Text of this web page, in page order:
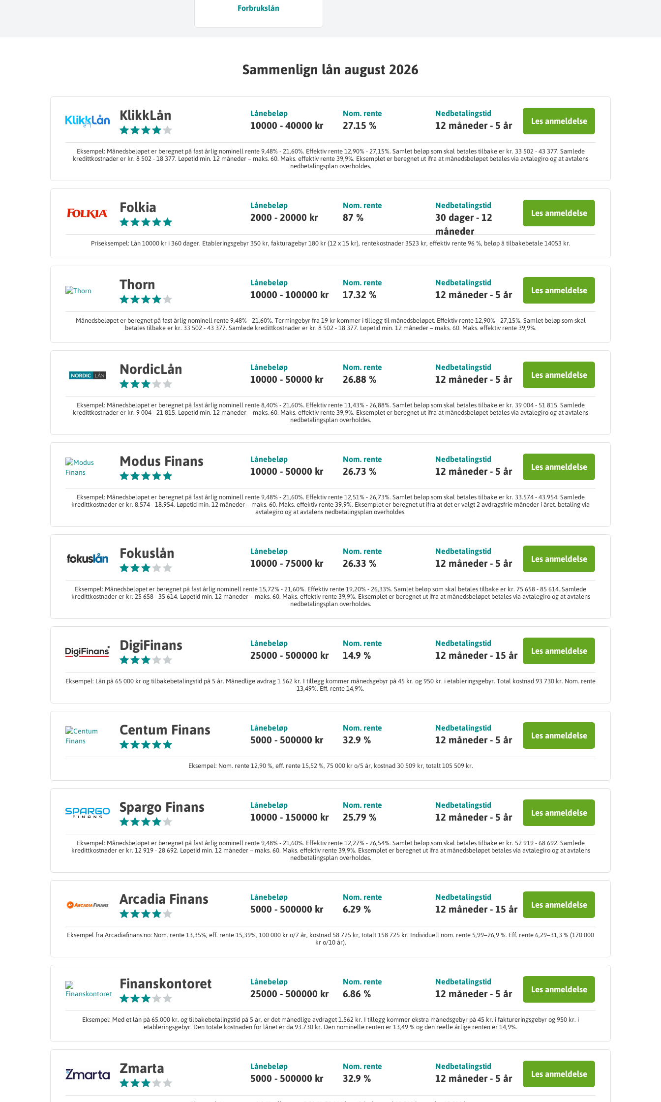
Forbrukslån
Sammenlign lån august 2026
KlikkLån Lånebeløp
10000 - 40000 kr
Nom. rente
27.15 %
Nedbetalingstid
12 måneder - 5 år Les anmeldelse
Eksempel: Månedsbeløpet er beregnet på fast årlig nominell rente 9,48% - 21,60%. Effektiv rente 12,90% - 27,15%. Samlet beløp som skal betales tilbake er kr. 33 502 - 43 377. Samlede
kredittkostnader er kr. 8 502 - 18 377. Løpetid min. 12 måneder – maks. 60. Maks. effektiv rente 39,9%. Eksemplet er beregnet ut ifra at månedsbeløpet betales via avtalegiro og at avtalens
nedbetalingsplan overholdes.
Folkia Lånebeløp
2000 - 20000 kr
Nom. rente
87 %
Nedbetalingstid
30 dager - 12
måneder
Les anmeldelse
Priseksempel: Lån 10000 kr i 360 dager. Etableringsgebyr 350 kr, fakturagebyr 180 kr (12 x 15 kr), rentekostnader 3523 kr, effektiv rente 96 %, beløp å tilbakebetale 14053 kr.
Thorn Lånebeløp
10000 - 100000 kr
Nom. rente
17.32 %
Nedbetalingstid
12 måneder - 5 år Les anmeldelse
Månedsbeløpet er beregnet på fast årlig nominell rente 9,48% - 21,60%. Termingebyr fra 19 kr kommer i tillegg til månedsbeløpet. Effektiv rente 12,90% - 27,15%. Samlet beløp som skal
betales tilbake er kr. 33 502 - 43 377. Samlede kredittkostnader er kr. 8 502 - 18 377. Løpetid min. 12 måneder – maks. 60. Maks. effektiv rente 39,9%.
NordicLån Lånebeløp
10000 - 50000 kr
Nom. rente
26.88 %
Nedbetalingstid
12 måneder - 5 år Les anmeldelse
Eksempel: Månedsbeløpet er beregnet på fast årlig nominell rente 8,40% - 21,60%. Effektiv rente 11,43% - 26,88%. Samlet beløp som skal betales tilbake er kr. 39 004 - 51 815. Samlede
kredittkostnader er kr. 9 004 - 21 815. Løpetid min. 12 måneder – maks. 60. Maks. effektiv rente 39,9%. Eksemplet er beregnet ut ifra at månedsbeløpet betales via avtalegiro og at avtalens
nedbetalingsplan overholdes.
Modus Finans Lånebeløp
10000 - 50000 kr
Nom. rente
26.73 %
Nedbetalingstid
12 måneder - 5 år Les anmeldelse
Eksempel: Månedsbeløpet er beregnet på fast årlig nominell rente 9,48% - 21,60%. Effektiv rente 12,51% - 26,73%. Samlet beløp som skal betales tilbake er kr. 33.574 - 43.954. Samlede
kredittkostnader er kr. 8.574 - 18.954. Løpetid min. 12 måneder – maks. 60. Maks. effektiv rente 39,9%. Eksemplet er beregnet ut ifra at det er valgt 2 avdragsfrie måneder i året, betaling via
avtalegiro og at avtalens nedbetalingsplan overholdes.
Fokuslån Lånebeløp
10000 - 75000 kr
Nom. rente
26.33 %
Nedbetalingstid
12 måneder - 5 år Les anmeldelse
Eksempel: Månedsbeløpet er beregnet på fast årlig nominell rente 15,72% - 21,60%. Effektiv rente 19,20% - 26,33%. Samlet beløp som skal betales tilbake er kr. 75 658 - 85 614. Samlede
kredittkostnader er kr. 25 658 - 35 614. Løpetid min. 12 måneder – maks. 60. Maks. effektiv rente 39,9%. Eksemplet er beregnet ut ifra at månedsbeløpet betales via avtalegiro og at avtalens
nedbetalingsplan overholdes.
DigiFinans Lånebeløp
25000 - 500000 kr
Nom. rente
14.9 %
Nedbetalingstid
12 måneder - 15 år Les anmeldelse
Eksempel: Lån på 65 000 kr og tilbakebetalingstid på 5 år. Månedlige avdrag 1 562 kr. I tillegg kommer månedsgebyr på 45 kr. og 950 kr. i etableringsgebyr. Total kostnad 93 730 kr. Nom. rente
13,49%. Eff. rente 14,9%.
Centum Finans Lånebeløp
5000 - 500000 kr
Nom. rente
32.9 %
Nedbetalingstid
12 måneder - 5 år Les anmeldelse
Eksempel: Nom. rente 12,90 %, eff. rente 15,52 %, 75 000 kr o/5 år, kostnad 30 509 kr, totalt 105 509 kr.
Spargo Finans Lånebeløp
10000 - 150000 kr
Nom. rente
25.79 %
Nedbetalingstid
12 måneder - 5 år Les anmeldelse
Eksempel: Månedsbeløpet er beregnet på fast årlig nominell rente 9,48% - 21,60%. Effektiv rente 12,27% - 26,54%. Samlet beløp som skal betales tilbake er kr. 52 919 - 68 692. Samlede
kredittkostnader er kr. 12 919 - 28 692. Løpetid min. 12 måneder – maks. 60. Maks. effektiv rente 39,9%. Eksemplet er beregnet ut ifra at månedsbeløpet betales via avtalegiro og at avtalens
nedbetalingsplan overholdes.
Arcadia Finans Lånebeløp
5000 - 500000 kr
Nom. rente
6.29 %
Nedbetalingstid
12 måneder - 15 år Les anmeldelse
Eksempel fra Arcadiafinans.no: Nom. rente 13,35%, eff. rente 15,39%, 100 000 kr o/7 år, kostnad 58 725 kr, totalt 158 725 kr. Individuell nom. rente 5,99–26,9 %. Eff. rente 6,29–31,3 % (170 000
kr o/10 år).
Finanskontoret Lånebeløp
25000 - 500000 kr
Nom. rente
6.86 %
Nedbetalingstid
12 måneder - 5 år Les anmeldelse
Eksempel: Med et lån på 65.000 kr. og tilbakebetalingstid på 5 år, er det månedlige avdraget 1.562 kr. I tillegg kommer ekstra månedsgebyr på 45 kr. i faktureringsgebyr og 950 kr. i
etableringsgebyr. Den totale kostnaden for lånet er da 93.730 kr. Den nominelle renten er 13,49 % og den reelle årlige renten er 14,9%.
Zmarta Lånebeløp
5000 - 500000 kr
Nom. rente
32.9 %
Nedbetalingstid
12 måneder - 5 år Les anmeldelse